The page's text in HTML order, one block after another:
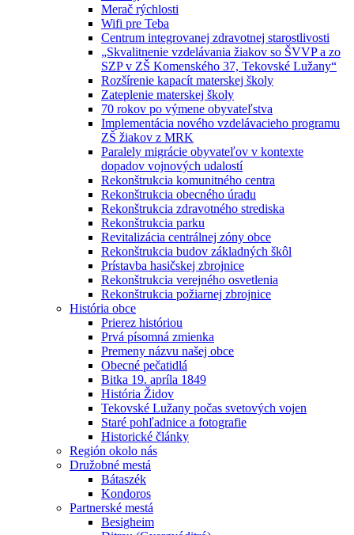
Merač rýchlosti
Wifi pre Teba
Centrum integrovanej zdravotnej starostlivosti
„Skvalitnenie vzdelávania žiakov so ŠVVP a zo
SZP v ZŠ Komenského 37, Tekovské Lužany“
Rozšírenie kapacít materskej školy
Zateplenie materskej školy
70 rokov po výmene obyvateľstva
Implementácia nového vzdelávacieho programu
ZŠ žiakov z MRK
Paralely migrácie obyvateľov v kontexte
dopadov vojnových udalostí
Rekonštrukcia komunitného centra
Rekonštrukcia obecného úradu
Rekonštrukcia zdravotného strediska
Rekonštrukcia parku
Revitalizácia centrálnej zóny obce
Rekonštrukcia budov základných škôl
Prístavba hasičskej zbrojnice
Rekonštrukcia verejného osvetlenia
Rekonštrukcia požiarnej zbrojnice
História obce
Prierez históriou
Prvá písomná zmienka
Premeny názvu našej obce
Obecné pečatidlá
Bitka 19. apríla 1849
História Židov
Tekovské Lužany počas svetových vojen
Staré pohľadnice a fotografie
Historické články
Región okolo nás
Družobné mestá
Bátaszék
Kondoros
Partnerské mestá
Besigheim